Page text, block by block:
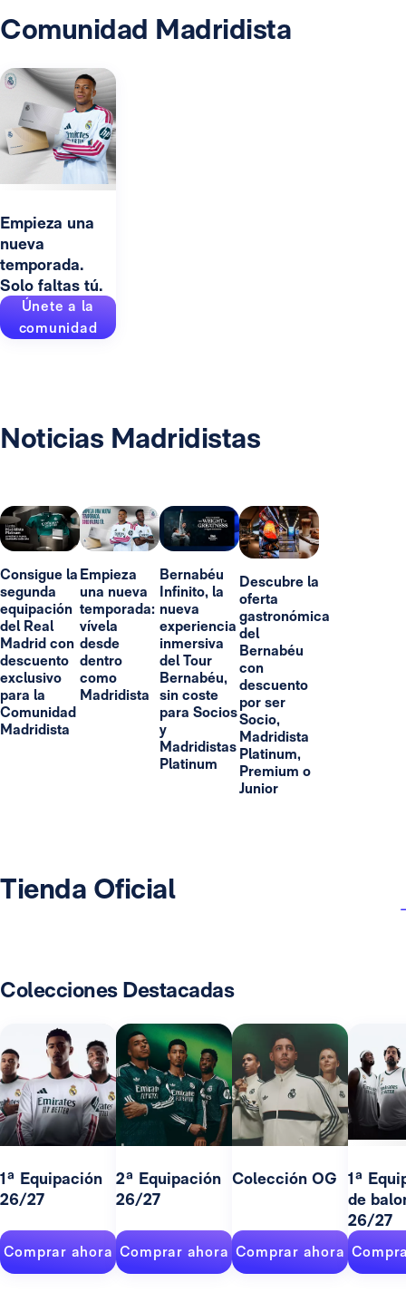
Comunidad Madridista
Empieza una
nueva
temporada.
Solo faltas tú.
Únete a la
comunidad
Noticias Madridistas
Consigue la
segunda
equipación
del Real
Madrid con
descuento
exclusivo
para la
Comunidad
Madridista
Empieza
una nueva
temporada:
vívela
desde
dentro
como
Madridista
Bernabéu
Infinito, la
nueva
experiencia
inmersiva
del Tour
Bernabéu,
sin coste
para Socios
y
Madridistas
Platinum
Descubre la
oferta
gastronómica
del
Bernabéu
con
descuento
por ser
Socio,
Madridista
Platinum,
Premium o
Junior
Tienda Oficial
Colecciones Destacadas
1ª Equipación
26/27
Comprar ahora
2ª Equipación
26/27
Comprar ahora
Colección OG
Comprar ahora
1ª
de
26/27